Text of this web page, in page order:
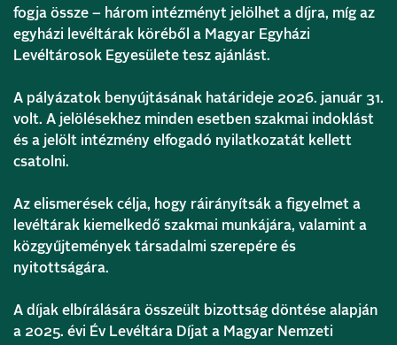
fogja össze – három intézményt jelölhet a díjra, míg az
egyházi levéltárak köréből a Magyar Egyházi
Levéltárosok Egyesülete tesz ajánlást.
A pályázatok benyújtásának határideje 2026. január 31.
volt. A jelölésekhez minden esetben szakmai indoklást
és a jelölt intézmény elfogadó nyilatkozatát kellett
csatolni.
Az elismerések célja, hogy ráirányítsák a figyelmet a
levéltárak kiemelkedő szakmai munkájára, valamint a
közgyűjtemények társadalmi szerepére és
nyitottságára.
A díjak elbírálására összeült bizottság döntése alapján
a 2025. évi Év Levéltára Díjat a Magyar Nemzeti